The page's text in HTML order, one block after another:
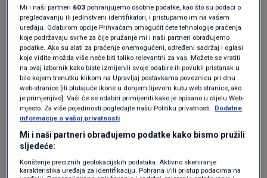
glasničko, ali je mogao biti i vektorsko i
obrnuto. Također moram reći da mi od kad smo
počeli cijepiti booster dozu odnosno treću dozu
svim građanima dajemo Pfizer, od nedavno i
Modernu zato što su to jedina cjepiva koja su
registrirana za tu treću dozu tako da zapravo
to u praksi nije novost. Ono što se recimo u
ovom priopćenju vidi da ima puno istraživanja
gdje se nakon AstraZenece ili Johnsona kao
Mi i naši partneri 603 pohranjujemo osobne podatke, kao što su podaci o
pregledavanju ili jedinstveni identifikatori, i pristupamo im na vašem
uređaju. Odabirom opcije Prihvaćam omogućit ćete tehnologije praćenja
koje podržavaju svrhe za čije pružanje mi i naši partneri obrađujemo
podatke. Ako su alati za praćenje onemogućeni, određeni sadržaj i oglasi
koje vidite možda više neće biti toliko relevantni za vas. Možete se vratiti
na ovaj izbornik kako biste izmijenili svoje odabire ili povukli pristanak u
bilo kojem trenutku klikom na Upravljaj postavkama poveznicu pri dnu
web-stranice [ili plutajuće ikone u donjem lijevom kutu web stranice, ako
je primjenjivo]. Vaši će se odabiri primijeniti kako je opisano u dijelu Web-
mjesto. Za više pojedinosti pogledajte našu Politiku privatnosti. Dodatne
informacije o vašoj privatnosti
Mi i naši partneri obrađujemo podatke kako bismo pružili
sljedeće:
Korištenje preciznih geolokacijskih podataka. Aktivno skeniranje
karakteristika uređaja za identifikaciju. Pohrana i/ili pristup podacima na